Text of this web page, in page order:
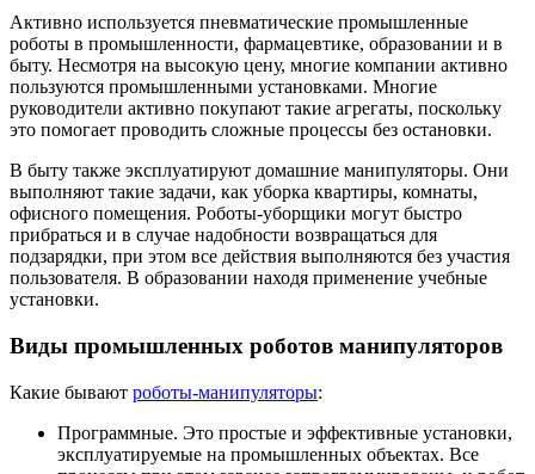
Активно используется пневматические промышленные
роботы в промышленности, фармацевтике, образовании и в
быту. Несмотря на высокую цену, многие компании активно
пользуются промышленными установками. Многие
руководители активно покупают такие агрегаты, поскольку
это помогает проводить сложные процессы без остановки.
В быту также эксплуатируют домашние манипуляторы. Они
выполняют такие задачи, как уборка квартиры, комнаты,
офисного помещения. Роботы-уборщики могут быстро
прибраться и в случае надобности возвращаться для
подзарядки, при этом все действия выполняются без участия
пользователя. В образовании находя применение учебные
установки.
Виды промышленных роботов манипуляторов
Какие бывают роботы-манипуляторы:
Программные. Это простые и эффективные установки,
эксплуатируемые на промышленных объектах. Все